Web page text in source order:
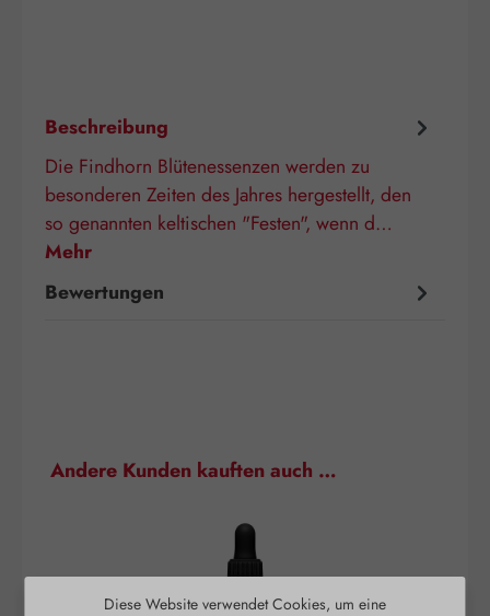
Beschreibung
Die Findhorn Blütenessenzen werden zu
besonderen Zeiten des Jahres hergestellt, den
so genannten keltischen "Festen", wenn d…
Mehr
Bewertungen
Produktgalerie überspringen
Andere Kunden kauften auch …
Diese Website verwendet Cookies, um eine